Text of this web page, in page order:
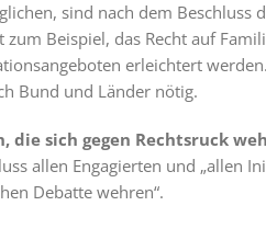
sind nach dem
Beispiel, das Recht auf
erleichtert
Bund und Länder nötig.
sich gegen Rechtsruck
allen Engagierten und „allen
Debatte wehren“.